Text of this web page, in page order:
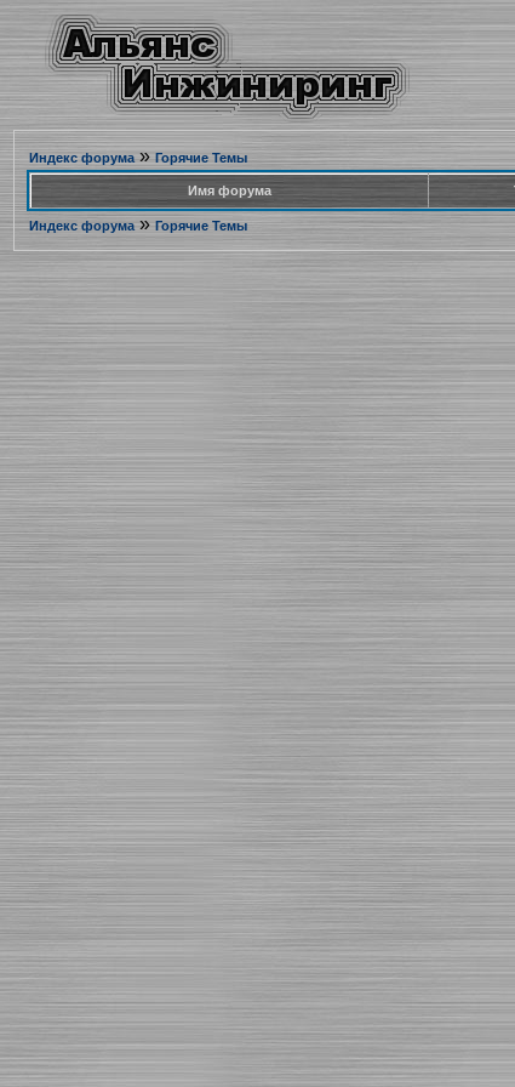
Индекс форума» Горячие Темы
Имя форума
Индекс форума» Горячие Темы